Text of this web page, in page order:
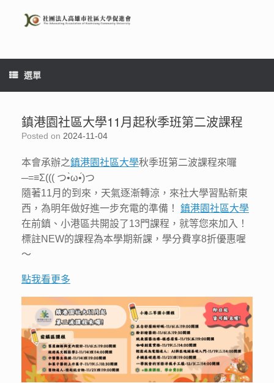
content
選單
鎮港園社區大學11月起秋季班第二波課程
Posted on 2024-11-04
本會承辦之鎮港園社區大學秋季班第二波課程來囉
─=≡Σ((( つ•̀ω•́)つ
隨著11月的到來，天氣逐漸轉涼，來社大學習點新東
西，為明年做好進一步充電的準備！ 鎮港園社區大學
在前鎮、小港區共開設了13門課程，就等您來加入！
標註NEW的課程為本學期新課，學分費享8折優惠喔
～
點我看更多